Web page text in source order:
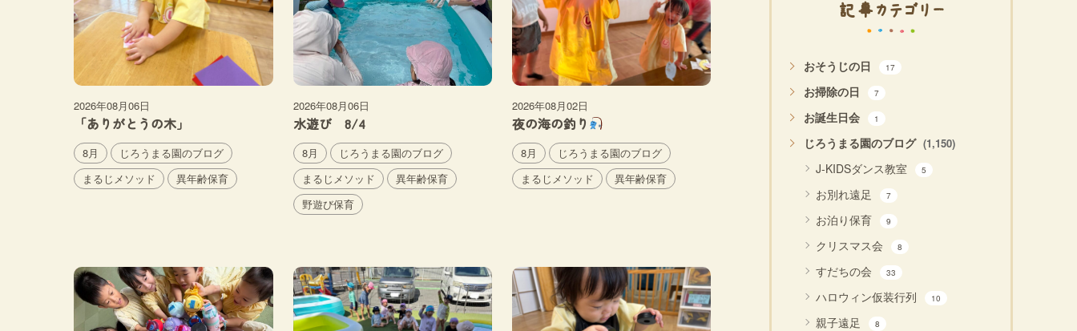
2026年08月06日
「ありがとうの木」
8月
じろうまる園のブログ
まるじメソッド
異年齢保育
2026年08月06日
水遊び 8/4
8月
じろうまる園のブログ
まるじメソッド
異年齢保育
野遊び保育
2026年08月02日
夜の海の釣り
8月
じろうまる園のブログ
まるじメソッド
異年齢保育
記事カテゴリー
おそうじの日 17
お掃除の日 7
お誕生日会 1
じろうまる園のブログ (1,150)
J-KIDSダンス教室 5
お別れ遠足 7
お泊り保育 9
クリスマス会 8
すだちの会 33
ハロウィン仮装行列 10
親子遠足 8